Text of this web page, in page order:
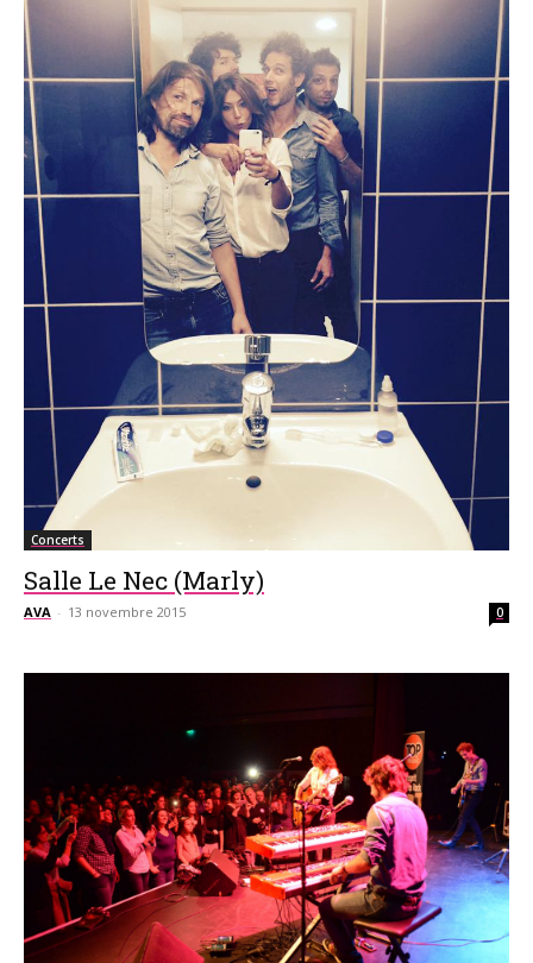
Concerts
Salle Le Nec (Marly)
AVA - 13 novembre 2015 0